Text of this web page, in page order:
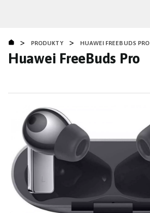
obsahu
> PRODUKTY > HUAWEI FREEBUDS PRO
Huawei FreeBuds Pro